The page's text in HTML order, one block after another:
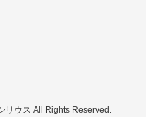
リウス All Rights Reserved.